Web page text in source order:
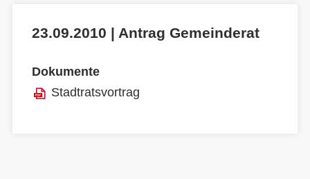
23.09.2010 | Antrag Gemeinderat
Dokumente
Stadtratsvortrag